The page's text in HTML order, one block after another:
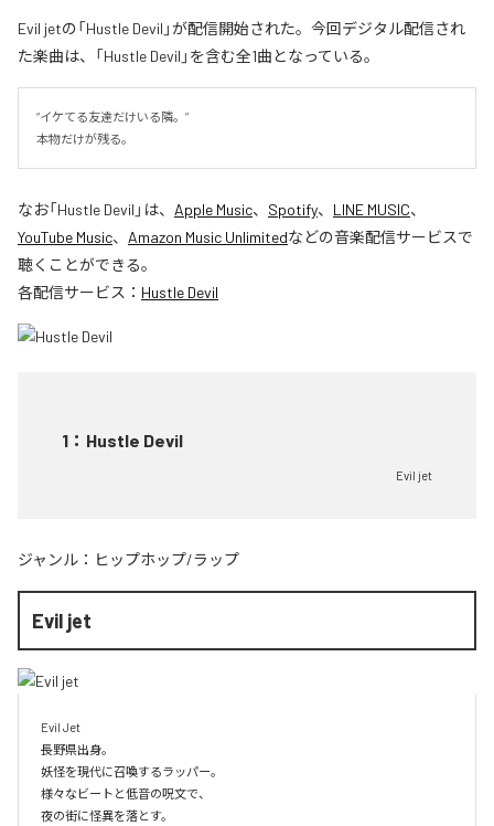
Evil jetの「Hustle Devil」が配信開始された。今回デジタル配信され
た楽曲は、「Hustle Devil」を含む全1曲となっている。
“イケてる友達だけいる隣。”
本物だけが残る。
なお「Hustle Devil 」は、 Apple Music、 Spotify、 LINE MUSIC、
YouTube Music、 Amazon Music Unlimitedなどの音楽配信サービスで
聴くことができる。
各配信サービス： Hustle Devil
1 ： Hustle Devil
Evil jet
ジャンル： ヒップホップ/ラップ
Evil jet
Evil Jet
長野県出身。
妖怪を現代に召喚するラッパー。
様々なビートと低音の呪文で、
夜の街に怪異を落とす。